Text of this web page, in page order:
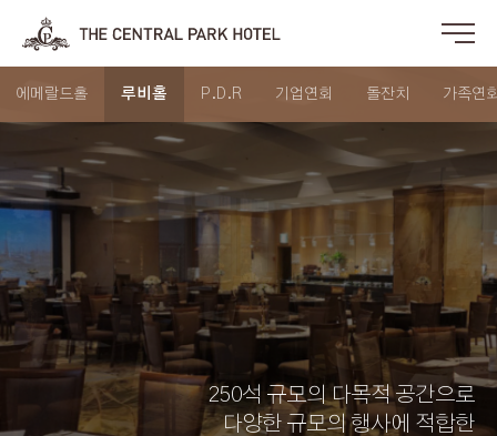
에메랄드홀 루비홀 P.D.R 기업연회 돌잔치 가족연
250석 규모의 다목적 공간으로
다양한 규모의 행사에 적합한